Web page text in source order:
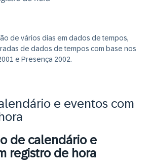
de vários dias em dados de tempos,
de dados de tempos com base nos
e Presença 2002.
e eventos com
de calendário e
registro de hora